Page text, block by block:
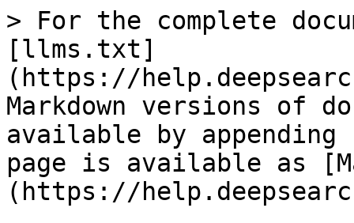
> For the complete
[llms.txt]
(https://
Markdown versions of
available by
page is available as
(https://